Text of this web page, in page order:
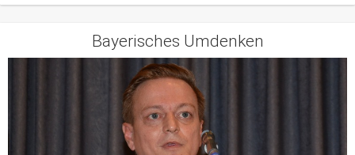
Bayerisches Umdenken